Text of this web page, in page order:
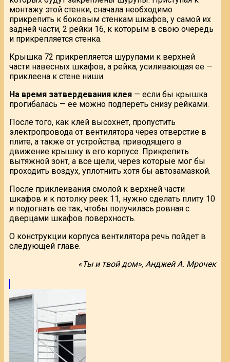
монтажу этой стенки, сначала необходимо
прикрепить к боковым стенкам шкафов, у самой их
задней части, 2 рейки 16, к которым в свою очередь
и прикрепляется стенка.
Крышка 72 прикрепляется шурупами к верхней
части навесных шкафов, а рейка, усиливающая ее —
приклеена к стене ниши.
На время затвердевания клея — если бы крышка
прогибалась — ее можно подпереть снизу рейками.
После того, как клей высохнет, пропустить
электропровода от вентилятора через отверстие в
плите, а также от устройства, приводящего в
движение крышку в его корпусе. Прикрепить
вытяжной зонт, а все щели, через которые мог бы
проходить воздух, уплотнить хотя бы автозамазкой.
После приклеивания смолой к верхней части
шкафов и к потолку реек 11, нужно сделать плиту 10
и подогнать ее так, чтобы получилась ровная с
дверцами шкафов поверхность.
О конструкции корпуса вентилятора речь пойдет в
следующей главе.
«Ты и твой дом», Анджей А. Мрочек